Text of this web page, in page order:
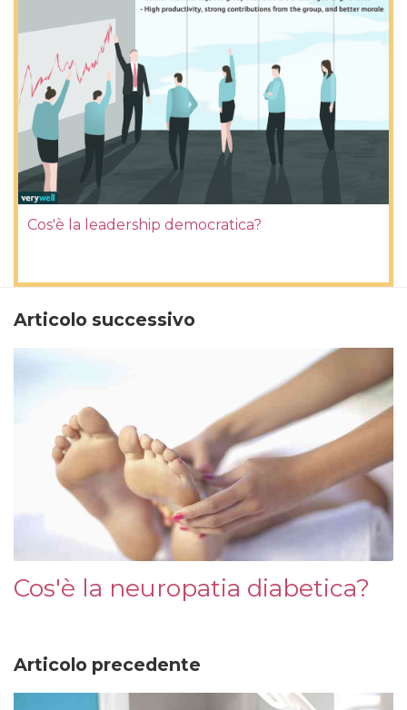
Cos'è la leadership democratica?
Articolo successivo
Cos'è la neuropatia diabetica?
Articolo precedente